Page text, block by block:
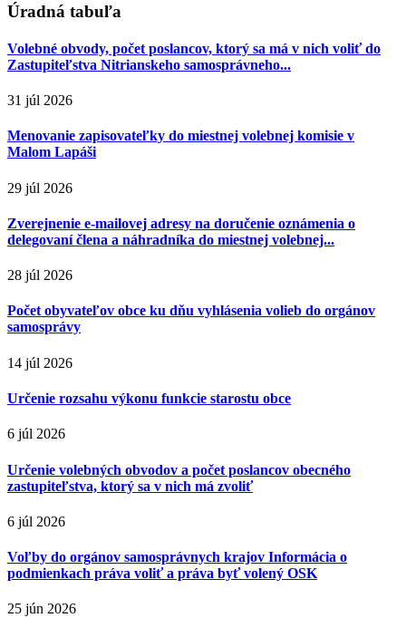
Úradná tabuľa
Volebné obvody, počet poslancov, ktorý sa má v nich voliť do
Zastupiteľstva Nitrianskeho samosprávneho...
31 júl 2026
Menovanie zapisovateľky do miestnej volebnej komisie v
Malom Lapáši
29 júl 2026
Zverejnenie e-mailovej adresy na doručenie oznámenia o
delegovaní člena a náhradníka do miestnej volebnej...
28 júl 2026
Počet obyvateľov obce ku dňu vyhlásenia volieb do orgánov
samosprávy
14 júl 2026
Určenie rozsahu výkonu funkcie starostu obce
6 júl 2026
Určenie volebných obvodov a počet poslancov obecného
zastupiteľstva, ktorý sa v nich má zvoliť
6 júl 2026
Voľby do orgánov samosprávnych krajov Informácia o
podmienkach práva voliť a práva byť volený OSK
25 jún 2026